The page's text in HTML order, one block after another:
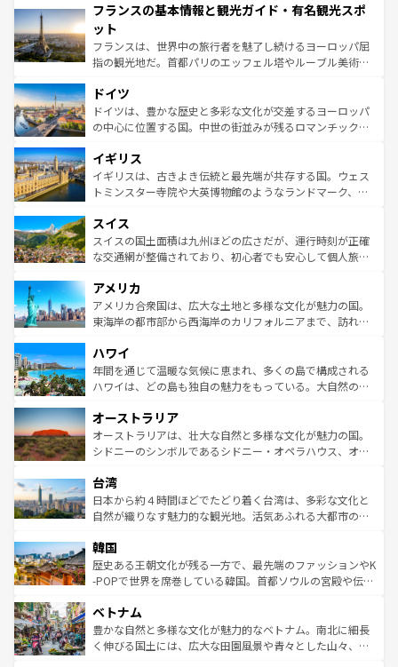
ませてくれるイタリアで、忘れられない旅をしてみよう！
なお、新着のイタリア情報は
しい。
文化が根付くこの国では、情熱的なフラメンコ、熱気あふ
れる闘牛、そして美味しいタパスが生活の一部となってい
る。首都マドリードの洗練された雰囲気や、バルセロナの
アートに溢れた街角から、地方では古代ローマ遺跡や中世
せる。地方によって風土や気候が異なるスペインはその個
性で訪れる人を魅了する。 なお、新着のスペイン情報は コ
ンテンツ一覧を参照してほしい。
フランスの基本情報と観光ガイド・有名観光スポ
ット
フランスは、世界中の旅行者を魅了し続けるヨーロッパ屈
指の観光地だ。首都パリのエッフェル塔やルーブル美術館
で、幅広い魅力が詰まっている。華麗な宮殿、歴史的な大
聖堂、美しいビーチ、そして豊かな自然が、訪れる者を心
から魅了する。また、フランスは美食の国としても知ら
いる。シャンパンの発祥地であるランス、プロヴァンスの
香り高いラベンダー畑など、多彩な楽しみ方が可能だ。さ
らに、パリ以外の地域にも魅力が溢れており、どの街角に
れる地方に足を運ぶとそれぞれで全く異なる文化を体験で
きるだろう。 なお、新着のフランス情報はコンテンツ一覧
を参照してほしい。
ドイツ
ドイツは、豊かな歴史と多彩な文化が交差するヨーロッパ
の中心に位置する国。中世の街並みが残るロマンチック街
顔を持つこの国は、どこを歩いても飽きることがない。ベ
ルリンの文化的活気、バイエルン州のアルプスの絶景、そ
してライン川沿いのワイン畑といった風景は必見。ビール
は、お酒好きな人にはぜひ体験してほしい。 なお、新着の
ドイツ情報はコンテンツ一覧を参照してほしい。
イギリス
イギリスは、古きよき伝統と最先端が共存する国。ウェス
トミンスター寺院や大英博物館のようなランドマーク、歴
リアごとに異なる魅力がある。また、優雅なアフタヌーン
ティー、ビール好きにはたまらない英国パブ、サッカー観
戦など、本場だからこそできる体験も豊富。イギリスを旅
ンツ一覧を参照してほしい。
スイス
スイスの国土面積は九州ほどの広さだが、運行時刻が正確
な交通網が整備されており、初心者でも安心して個人旅行
の建物がそのまま残る町や、スイスならではのユニークな
博物館もあり、アルプス観光だけでなく町歩きも満喫する
ことができる。国民の所得が高いため物価も高いが、旅行
ば市内交通費無料で観光を楽しむこともできる。 なお、新
着のスイス情報はコンテンツ一覧 を参照してほしい。
アメリカ
アメリカ合衆国は、広大な土地と多様な文化が魅力の国。
東海岸の都市部から西海岸のカリフォルニアまで、訪れる
のような巨大都市は、観光、ショッピング、エンターテイ
ンメントが詰まった刺激的なスポットだ。一方、アメリカ
西部には大自然が広がり、グランドキャニオンやイエロー
部のニューオーリンズでは、音楽と美食が融合した独特の
文化が魅力。旅行者はアメリカの各地域で異なる魅力を楽
しみながら、その多様性と豊かな歴史を感じることができ
ならではの贅沢な旅のスタイルだ。 なお、新着のアメリカ
情報はコンテンツ一覧を参照してほしい。
ハワイ
年間を通じて温暖な気候に恵まれ、多くの島で構成される
ハワイは、どの島も独自の魅力をもっている。大自然の神
ワイ島は見逃せない。また、定番の観光地といえばオアフ
島だが、静かな自然を求めるならマウイ島やカウアイ島が
おすすめ。エメラルドグリーンに輝く海をはじめ、豊かな
れるおもてなしの心で訪れる人々を迎えてくれるハワイの
人々、おいしいローカルフードやハワイアンミュージッ
ク、伝統的なフラダンスなど、すべてがハワイの魅力を彩
ワイを、存分に味わってほしい。 なお、新着のハワイ情報
はコンテンツ一覧を参照してほしい。
オーストラリア
オーストラリアは、壮大な自然と多様な文化が魅力の国。
シドニーのシンボルであるシドニー・オペラハウス、オー
リアリーフや大陸中央部にそびえるウルル（エアーズロッ
ク）、タスマニアの美しい原生林やケアンズの熱帯雨林な
ど、見どころがたくさん。また、カフェやワイン、オージ
いる。アクティビティも充実しており、サーフィンやダイ
ビング、ハイキングなど、アウトドア好きにはたまらな
い。オーストラリアの多彩な魅力を存分に味わいつくそ
参照してほしい。
台湾
日本から約４時間ほどでたどり着く台湾は、多彩な文化と
自然が織りなす魅力的な観光地。活気あふれる大都市の台
ン）、静ひつな山岳地帯である台湾東部など、都市の喧騒
と山間の静けさが共存しており、訪れる人に新しい発見と
驚きをもたらしてくれる。また、奥深い台湾の食文化も魅
容にもいいと評判のスイーツなど、バラエティ豊かな料理
が味わえる。 なお、新着の台湾情報は コンテンツ一覧を参
照してほしい。
韓国
歴史ある王朝文化が残る一方で、最先端のファッションやK
-POPで世界を席巻している韓国。首都ソウルの宮殿や伝統
き、地方に足を延ばせば四季折々の自然美を楽しむことが
できる。そして、キムチや焼肉、絶品のストリートフード
まで、さまざまな韓国料理が待っている。夜には、韓国な
ベトナム
豊かな自然と多様な文化が魅力的なベトナム。南北に細長
く伸びる国土には、広大な田園風景や青々とした山々、世